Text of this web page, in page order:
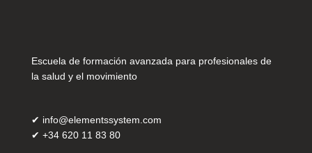
Escuela de formación avanzada para profesionales de
la salud y el movimiento
✔ info@elementssystem.com
✔ +34 620 11 83 80